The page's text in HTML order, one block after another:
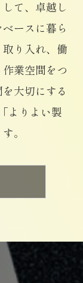
て、 卓越し
ースに暮ら
り入れ、 働
業空間をつ
大切にする
よりよい製
。